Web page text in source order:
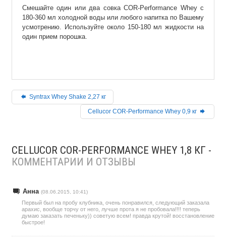
Смешайте один или два совка COR-Performance Whey с
180-360 мл холодной воды или любого напитка по Вашему
усмотрению. Используйте около 150-180 мл жидкости на
один прием порошка.
Syntrax Whey Shake 2,27 кг
Cellucor COR-Performance Whey 0,9 кг
CELLUCOR COR-PERFORMANCE WHEY 1,8 КГ -
КОММЕНТАРИИ И ОТЗЫВЫ
Анна(08.06.2015, 10:41)
Первый был на пробу клубника, очень понравился, следующий заказала
арахис, вообще торчу от него, лучше прота я не пробовала!!!! теперь
думаю заказать печеньку)) советую всем! правда крутой! восстановление
быстрое!